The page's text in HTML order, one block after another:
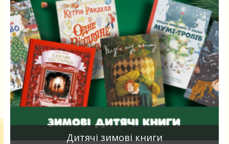
Дитячі зимові книги